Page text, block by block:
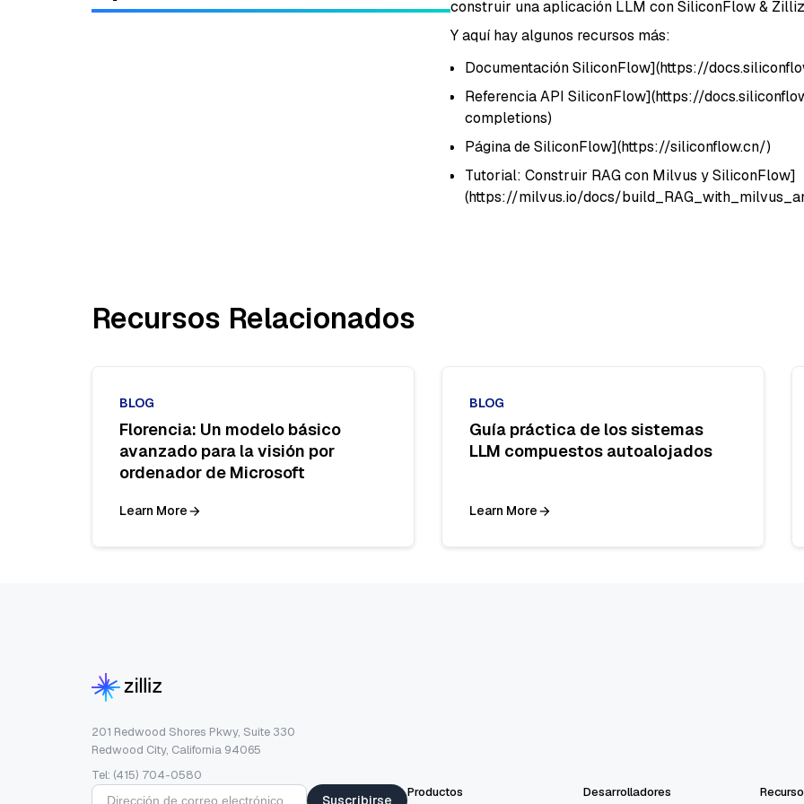
construir una aplicación LLM con SiliconFlow &
Y aquí hay algunos recursos más:
Documentación SiliconFlow](https://
Referencia API SiliconFlow](https://
completions)
Página de SiliconFlow](https://siliconflow.cn/)
Tutorial: Construir RAG con Milvus y SiliconFlow]
(https://milvus.io/docs/
Recursos Relacionados
BLOG
Florencia: Un modelo básico
avanzado para la visión por
ordenador de Microsoft
Learn More
BLOG
Guía práctica de los sistemas
LLM compuestos autoalojados
Learn More
201 Redwood Shores Pkwy, Suite 330
Redwood City, California 94065
Tel: (415) 704-0580
Suscribirse
Productos
Desarrolladores